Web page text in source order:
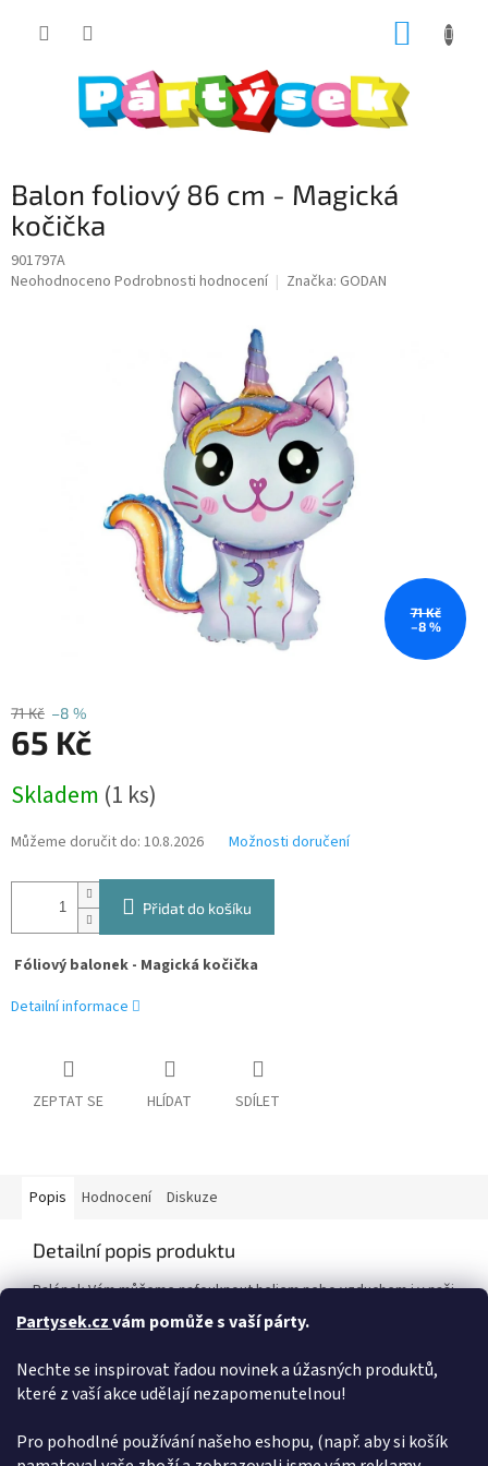
Partysek.czvám pomůže s vaší párty.
Nechte se inspirovat řadou novinek a úžasných produktů,
které z vaší akce udělají nezapomenutelnou!
Pro pohodlné používání našeho eshopu, (např. aby si košík
Balon foliový 86 cm - Magická
kočička
901797A
Průměrné
Neohodnoceno Podrobnosti hodnocení Značka: GODAN
71 Kč
–8 %
71 Kč –8 %
65 Kč
cena:
Skladem (1 ks)
Můžeme doručit do: 10.8.2026 Možnosti doručení
Přidat do košíku
Fóliový balonek - Magická kočička
Detailní informace
ZEPTAT SE HLÍDAT SDÍLET
Popis Hodnocení Diskuze
Detailní popis produktu
Balónek Vám můžeme nafouknout heliem nebo vzduchem i v naši
prodejně.
Před nafouknutím:cca 86 cm
Po nafouknutí:cca 60 cm